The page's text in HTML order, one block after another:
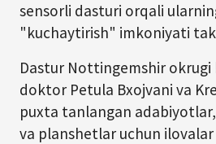
sensorli dasturi orqali
"kuchaytirish" imkoniyati
Dastur Nottingemshir okrugi
doktor Petula Bxojvani va
puxta tanlangan
va planshetlar uchun